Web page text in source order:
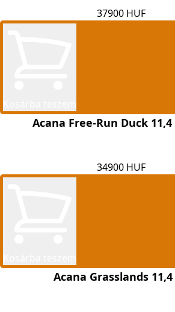
37900 HUF
Acana Free-Run Duck
34900 HUF
Acana Grasslands